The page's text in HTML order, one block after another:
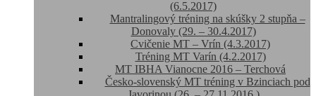
(6.5.2017)
Mantralingový tréning na skúšky 2 stupňa –
Donovaly (29. – 30.4.2017)
Cvičenie MT – Vrín (4.3.2017)
Tréning MT Varín (4.2.2017)
MT IBHA Vianocne 2016 – Terchová
Česko-slovenský MT tréning v Bzinciach pod